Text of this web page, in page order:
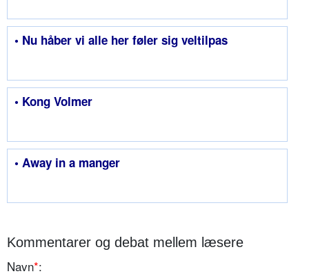
• Nu håber vi alle her føler sig veltilpas
• Kong Volmer
• Away in a manger
Kommentarer og debat mellem læsere
Navn*: